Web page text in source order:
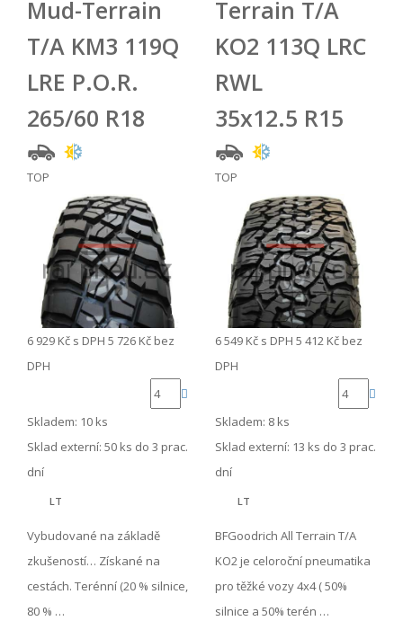
Mud-Terrain
T/A KM3 119Q
LRE P.O.R.
265/60 R18
TOP
6 929 Kč s DPH 5 726 Kč bez
DPH
Skladem: 10 ks
Sklad externí: 50 ks do 3 prac.
dní
LT
Vybudované na základě
zkušeností… Získané na
cestách. Terénní (20 % silnice,
80 % …
Terrain T/A
KO2 113Q LRC
RWL
35x12.5 R15
TOP
6 549 Kč s DPH 5 412 Kč bez
DPH
Skladem: 8 ks
Sklad externí: 13 ks do 3 prac.
dní
LT
BFGoodrich All Terrain T/A
KO2 je celoroční pneumatika
pro těžké vozy 4x4 ( 50%
silnice a 50% terén …